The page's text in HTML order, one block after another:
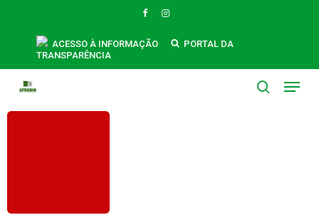
FACEBOOKINSTAGRAM
ACESSO À INFORMAÇÃO
PORTAL DA
TRANSPARÊNCIA
Menu